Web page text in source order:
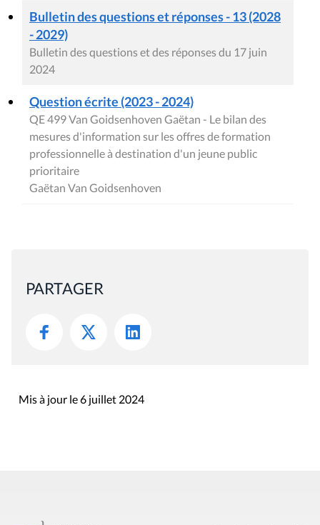
Bulletin des questions et réponses - 13 (2028
- 2029)
Bulletin des questions et des réponses du 17 juin
2024
Question écrite (2023 - 2024)
QE 499 Van Goidsenhoven Gaëtan - Le bilan des
mesures d'information sur les offres de formation
professionnelle à destination d'un jeune public
prioritaire
Gaëtan Van Goidsenhoven
PARTAGER
Mis à jour le 6 juillet 2024